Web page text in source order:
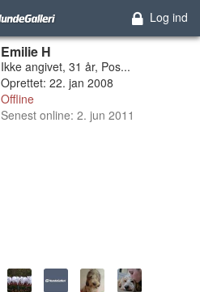
Log ind
Emilie H
Ikke angivet, 31 år, Pos...
Oprettet: 22. jan 2008
Offline
Senest online: 2. jun 2011